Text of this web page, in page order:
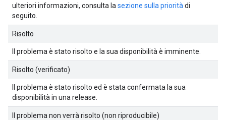
ulteriori informazioni, consulta la sezione sulla priorità di
seguito.
Risolto
Il problema è stato risolto e la sua disponibilità è imminente.
Risolto (verificato)
Il problema è stato risolto ed è stata confermata la sua
disponibilità in una release.
Il problema non verrà risolto (non riproducibile)